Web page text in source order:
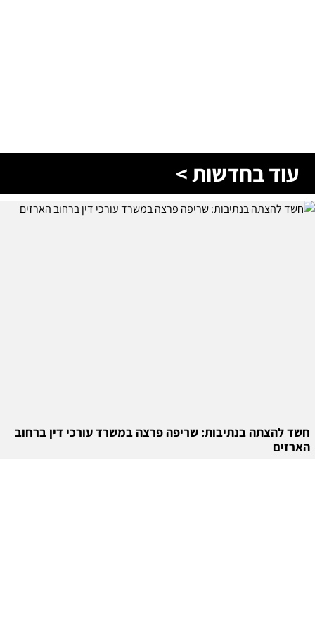
עוד בחדשות >
חשד להצתה בנתיבות: שריפה פרצה במשרד עורכי דין ברחוב
הארזים